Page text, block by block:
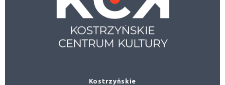
Kostrzyńskie